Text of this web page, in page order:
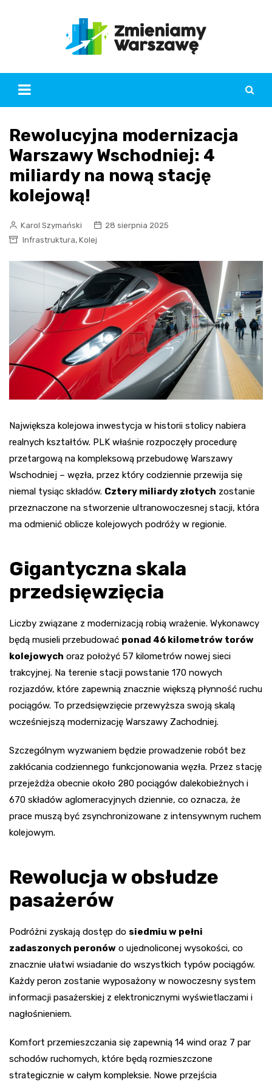
Rewolucyjna modernizacja
Warszawy Wschodniej: 4
miliardy na nową stację
kolejową!
Karol Szymański
28 sierpnia 2025
Infrastruktura, Kolej
Największa kolejowa inwestycja w historii stolicy nabiera
realnych kształtów. PLK właśnie rozpoczęły procedurę
przetargową na kompleksową przebudowę Warszawy
Wschodniej – węzła, przez który codziennie przewija się
niemal tysiąc składów. Cztery miliardy złotych zostanie
przeznaczone na stworzenie ultranowoczesnej stacji, która
ma odmienić oblicze kolejowych podróży w regionie.
Gigantyczna skala
przedsięwzięcia
Liczby związane z modernizacją robią wrażenie. Wykonawcy
będą musieli przebudować ponad 46 kilometrów torów
kolejowych oraz położyć 57 kilometrów nowej sieci
trakcyjnej. Na terenie stacji powstanie 170 nowych
rozjazdów, które zapewnią znacznie większą płynność ruchu
pociągów. To przedsięwzięcie przewyższa swoją skalą
wcześniejszą modernizację Warszawy Zachodniej.
Szczególnym wyzwaniem będzie prowadzenie robót bez
zakłócania codziennego funkcjonowania węzła. Przez stację
przejeżdża obecnie około 280 pociągów dalekobieżnych i
670 składów aglomeracyjnych dziennie, co oznacza, że
prace muszą być zsynchronizowane z intensywnym ruchem
kolejowym.
Rewolucja w obsłudze
pasażerów
Podróżni zyskają dostęp do siedmiu w pełni
zadaszonych peronów o ujednoliconej wysokości, co
znacznie ułatwi wsiadanie do wszystkich typów pociągów.
Każdy peron zostanie wyposażony w nowoczesny system
informacji pasażerskiej z elektronicznymi wyświetlaczami i
nagłośnieniem.
Komfort przemieszczania się zapewnią 14 wind oraz 7 par
schodów ruchomych, które będą rozmieszczone
strategicznie w całym kompleksie. Nowe przejścia